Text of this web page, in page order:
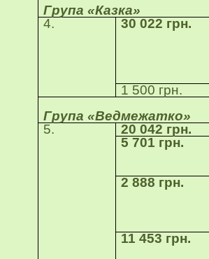
Група «Казка»
4.
30 022 грн.
1 500 грн.
Група «Ведмежатко»
5.
20 042 грн.
5 701 грн.
2 888 грн.
11 453 грн.